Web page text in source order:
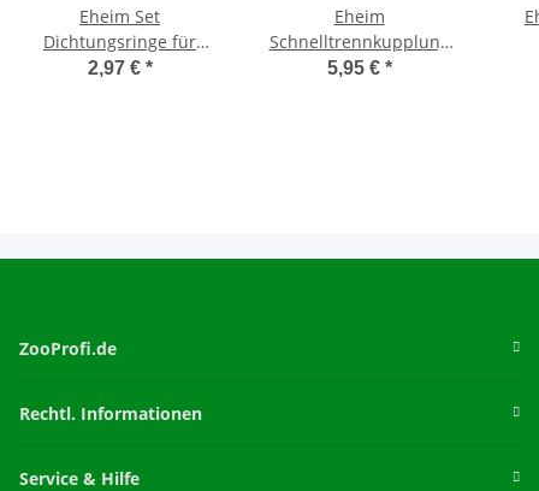
Eheim Set
Dichtungsringe für
Trennkupplungen
2,97 € *
Eheim
Schnelltrennkupplung
zu Schlauch 9 - 12 mm
5,95 € *
ZooProfi.de
Rechtl. Informationen
Service & Hilfe